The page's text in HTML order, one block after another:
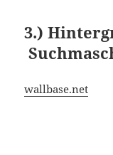
3.)
wallbase.net